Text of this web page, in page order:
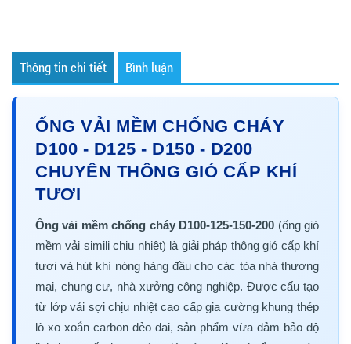
Thông tin chi tiết Bình luận
ỐNG VẢI MỀM CHỐNG CHÁY
D100 - D125 - D150 - D200
CHUYÊN THÔNG GIÓ CẤP KHÍ
TƯƠI
Ống vải mềm chống cháy D100-125-150-200 (ống gió
mềm vải simili chịu nhiệt) là giải pháp thông gió cấp khí
tươi và hút khí nóng hàng đầu cho các tòa nhà thương
mại, chung cư, nhà xưởng công nghiệp. Được cấu tạo
từ lớp vải sợi chịu nhiệt cao cấp gia cường khung thép
lò xo xoắn carbon dẻo dai, sản phẩm vừa đảm bảo độ